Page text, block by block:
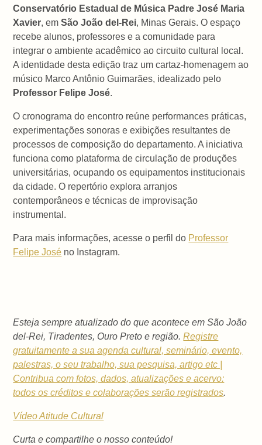
Conservatório Estadual de Música Padre José Maria
Xavier, emSão João del-Rei, Minas Gerais. O espaço
recebe alunos, professores e a comunidade para
integrar o ambiente acadêmico ao circuito cultural local.
A identidade desta edição traz um cartaz-homenagem ao
músico Marco Antônio Guimarães, idealizado pelo
Professor Felipe José.
O cronograma do encontro reúne performances práticas,
experimentações sonoras e exibições resultantes de
processos de composição do departamento. A iniciativa
funciona como plataforma de circulação de produções
universitárias, ocupando os equipamentos institucionais
da cidade. O repertório explora arranjos
contemporâneos e técnicas de improvisação
instrumental.
Para mais informações, acesse o perfil do Professor
Felipe José no Instagram.
Esteja sempre atualizado do que acontece em São João
del-Rei, Tiradentes, Ouro Preto e região.Registre
gratuitamente a sua agenda cultural, seminário, evento,
palestras, o seu trabalho, sua pesquisa, artigo etc |
Contribua com fotos, dados, atualizações e acervo:
todos os créditos e colaborações serão registrados.
Vídeo Atitude Cultural
Curta e compartilhe o nosso conteúdo!